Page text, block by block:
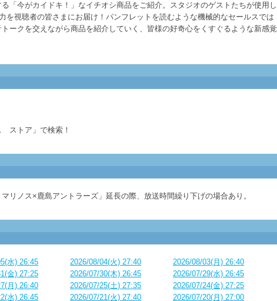
「今がカイドキ！」なイチオシ商品をご紹介。スタジオのゲストたちが使用し
を視聴者の皆さまにお届け！パンフレットを読むような機械的なセールスでは
ークを交えながら商品を紹介していく、皆様の好奇心をくすぐるような新感覚
ストア」で検索！
リノス×鹿島アントラーズ」延長の際、放送時間繰り下げの場合あり。
水) 26:45 2026/08/04(火) 27:40
2026/08/03(月) 26:40
金) 27:25 2026/07/30(木) 26:45
2026/07/29(水) 26:45
月) 26:40 2026/07/25(土) 27:35
2026/07/24(金) 27:25
水) 26:45 2026/07/21(火) 27:40
2026/07/20(月) 27:00